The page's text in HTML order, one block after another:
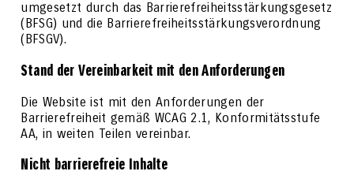
umgesetzt durch das Barrierefreiheitsstärkungsgesetz
(BFSG) und die Barrierefreiheitsstärkungsverordnung
(BFSGV).
Stand der Vereinbarkeit mit den Anforderungen
Die Website ist mit den Anforderungen der
Barrierefreiheit gemäß WCAG 2.1, Konformitätsstufe
AA, in weiten Teilen vereinbar.
Nicht barrierefreie Inhalte